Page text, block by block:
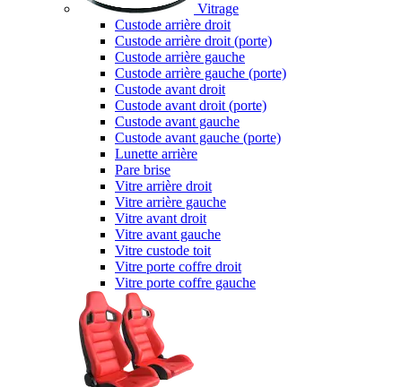
Vitrage
Custode arrière droit
Custode arrière droit (porte)
Custode arrière gauche
Custode arrière gauche (porte)
Custode avant droit
Custode avant droit (porte)
Custode avant gauche
Custode avant gauche (porte)
Lunette arrière
Pare brise
Vitre arrière droit
Vitre arrière gauche
Vitre avant droit
Vitre avant gauche
Vitre custode toit
Vitre porte coffre droit
Vitre porte coffre gauche